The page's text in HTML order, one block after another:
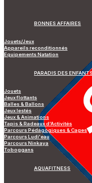
BONNES AFFAIRES
Jouets/Jeux
Appareils reconditionnés
Equipements Natation
PARADIS DES ENFANTS
Jouets
Jeux flottants
Balles & Ballons
Jeux lestés
Jeux & Animations
Tapis & Radeaux d’Activités
Parcours Pédagogiques & Cages
Parcours Ludi'eau
Parcours Ninkaya
Toboggans
AQUAFITNESS